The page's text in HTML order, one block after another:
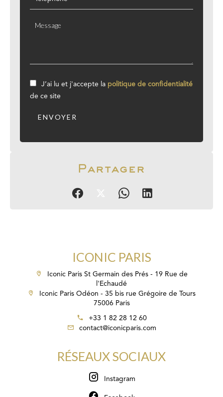
J’ai lu et j'accepte la politique de confidentialité
de ce site
ENVOYER
Partager
ICONIC PARIS
Iconic Paris St Germain des Prés - 19 Rue de
l'Echaudé
Iconic Paris Odéon - 35 bis rue Grégoire de Tours
75006 Paris
+33 1 82 28 12 60
contact@iconicparis.com
RÉSEAUX SOCIAUX
Instagram